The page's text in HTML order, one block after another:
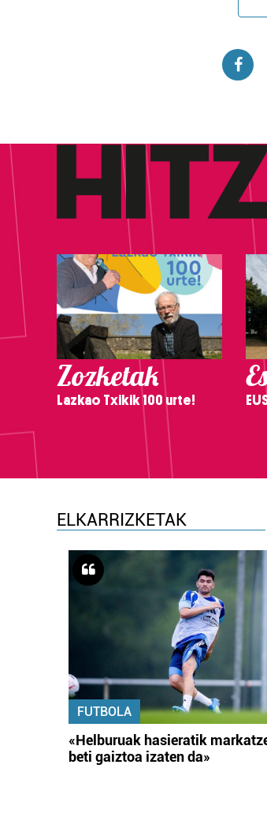
Zozketak
Lazkao Txikik 100 urte!
ELKARRIZKETAK
FUTBOLA
«Helburuak hasieratik
beti gaiztoa izaten da»